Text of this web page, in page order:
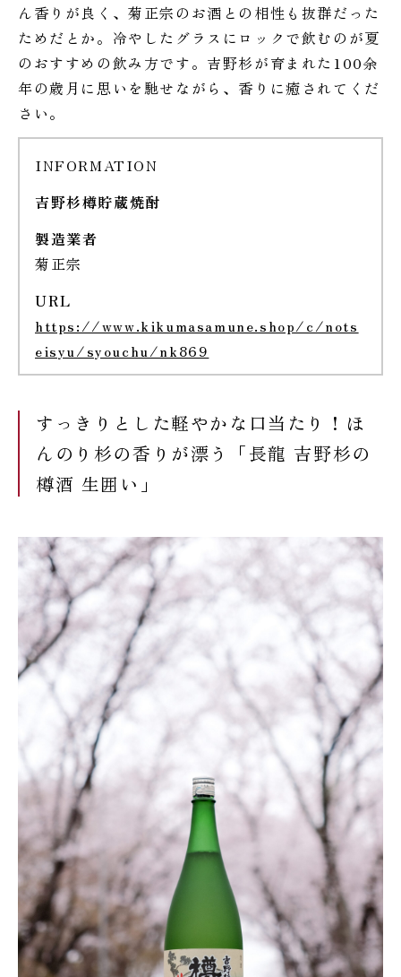
ん香りが良く、菊正宗のお酒との相性も抜群だった
ためだとか。冷やしたグラスにロックで飲むのが夏
のおすすめの飲み方です。吉野杉が育まれた100余
年の歳月に思いを馳せながら、香りに癒されてくだ
さい。
INFORMATION
吉野杉樽貯蔵焼酎
製造業者
菊正宗
URL
https://www.kikumasamune.shop/c/nots
eisyu/syouchu/nk869
すっきりとした軽やかな口当たり！ほ
んのり杉の香りが漂う「長龍 吉野杉の
樽酒 生囲い」